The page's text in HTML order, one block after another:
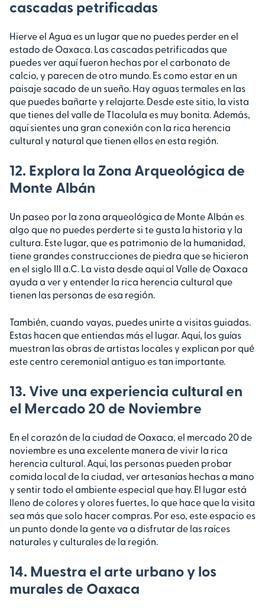
cascadas petrificadas
Hierve el Agua es un lugar que no puedes perder en el
estado de Oaxaca. Las cascadas petrificadas que
puedes ver aquí fueron hechas por el carbonato de
calcio, y parecen de otro mundo. Es como estar en un
paisaje sacado de un sueño. Hay aguas termales en las
que puedes bañarte y relajarte. Desde este sitio, la vista
que tienes del valle de Tlacolula es muy bonita. Además,
aquí sientes una gran conexión con la rica herencia
cultural y natural que tienen ellos en esta región.
12. Explora la Zona Arqueológica de
Monte Albán
Un paseo por la zona arqueológica de Monte Albán es
algo que no puedes perderte si te gusta la historia y la
cultura. Este lugar, que es patrimonio de la humanidad,
tiene grandes construcciones de piedra que se hicieron
en el siglo III a.C. La vista desde aquí al Valle de Oaxaca
ayuda a ver y entender la rica herencia cultural que
tienen las personas de esa región.
También, cuando vayas, puedes unirte a visitas guiadas.
Estas hacen que entiendas más el lugar. Aquí, los guías
muestran las obras de artistas locales y explican por qué
este centro ceremonial antiguo es tan importante.
13. Vive una experiencia cultural en
el Mercado 20 de Noviembre
En el corazón de la ciudad de Oaxaca, el mercado 20 de
noviembre es una excelente manera de vivir la rica
herencia cultural. Aquí, las personas pueden probar
comida local de la ciudad, ver artesanías hechas a mano
y sentir todo el ambiente especial que hay. El lugar está
lleno de colores y olores fuertes, lo que hace que la visita
sea más que solo hacer compras. Por eso, este espacio es
un punto donde la gente va a disfrutar de las raíces
naturales y culturales de la región.
14. Muestra el arte urbano y los
murales de Oaxaca